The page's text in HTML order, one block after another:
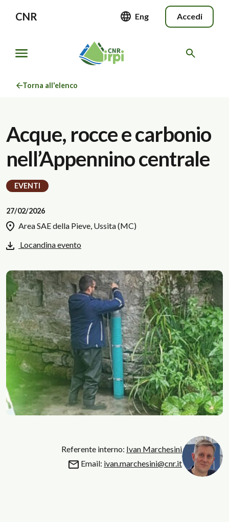
CNR Eng Accedi
Torna all'elenco
Acque, rocce e carbonio
nell’Appennino centrale
EVENTI
27/02/2026
Area SAE della Pieve, Ussita (MC)
Locandina evento
Referente interno: Ivan Marchesini
Email: ivan.marchesini@cnr.it